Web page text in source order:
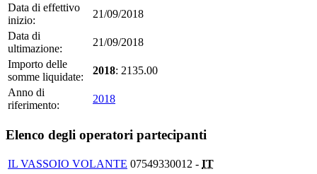
Data di effettivo
inizio:
21/09/2018
Data di
ultimazione:
21/09/2018
Importo delle
somme liquidate:
2018: 2135.00
Anno di
riferimento:
2018
Elenco degli operatori partecipanti
IL VASSOIO VOLANTE 07549330012 - IT